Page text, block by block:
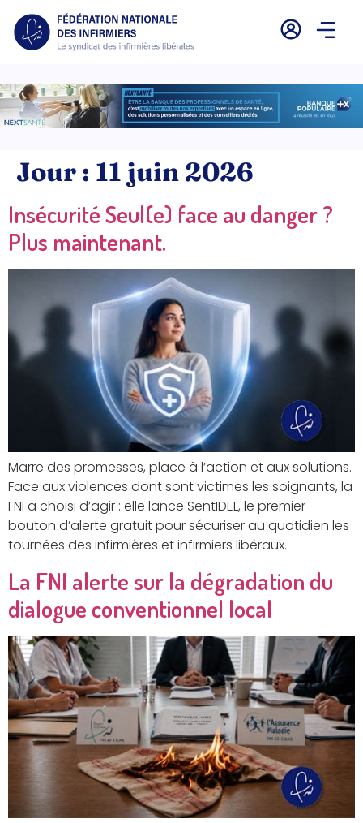
Jour : 11 juin 2026
Insécurité Seul(e) face au danger ?
Plus maintenant.
Marre des promesses, place à l’action et aux solutions.
Face aux violences dont sont victimes les soignants, la
FNI a choisi d’agir : elle lance SentIDEL, le premier
bouton d’alerte gratuit pour sécuriser au quotidien les
tournées des infirmières et infirmiers libéraux.
La FNI alerte sur la dégradation du
dialogue conventionnel local